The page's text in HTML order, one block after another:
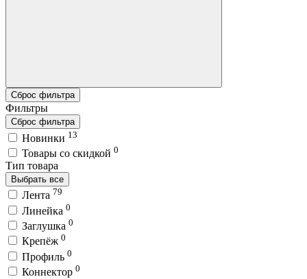
Сброс фильтра
Фильтры
Сброс фильтра
Новинки 13
Товары со скидкой 0
Тип товара
Выбрать все
Лента 79
Линейка 0
Заглушка 0
Крепёж 0
Профиль 0
Коннектор 0